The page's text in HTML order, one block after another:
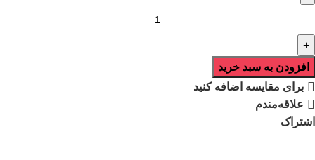
افزودن به سبد خرید
برای مقایسه اضافه کنید
علاقه‌مندم
اشتراک